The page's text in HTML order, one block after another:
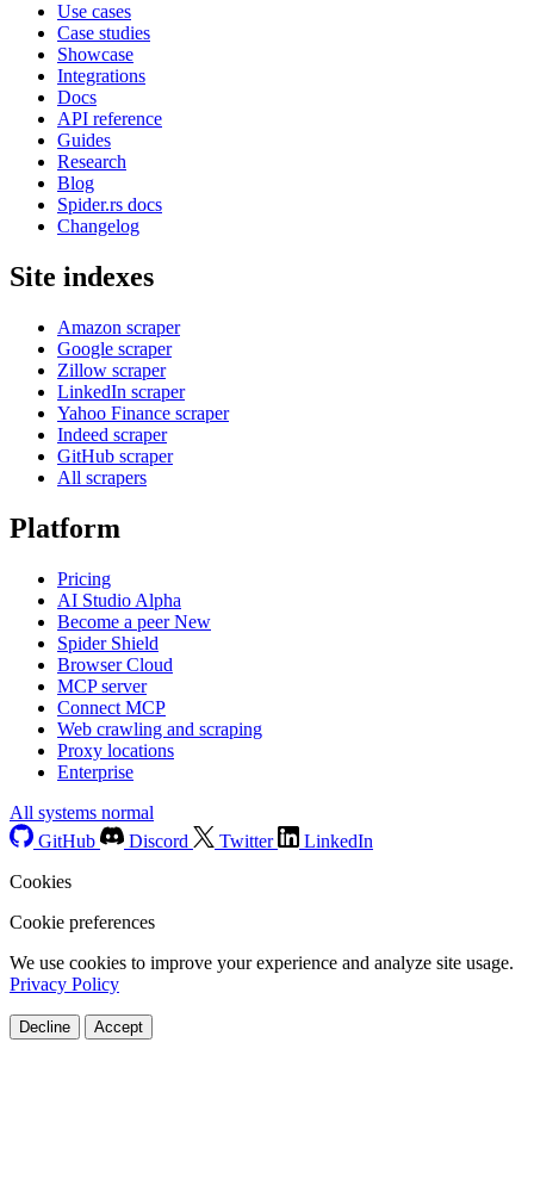
Use cases
Case studies
Showcase
Integrations
Docs
API reference
Guides
Research
Blog
Spider.rs docs
Changelog
Site indexes
Amazon scraper
Google scraper
Zillow scraper
LinkedIn scraper
Yahoo Finance scraper
Indeed scraper
GitHub scraper
All scrapers
Platform
Pricing
AI Studio Alpha
Become a peerNew
Spider Shield
Browser Cloud
MCP server
Connect MCP
Web crawling and scraping
Proxy locations
Enterprise
All systems normal
GitHub
Discord Twitter
LinkedIn
Cookies
Cookie preferences
We use cookies to improve your experience and analyze site usage.
Privacy Policy
Decline Accept